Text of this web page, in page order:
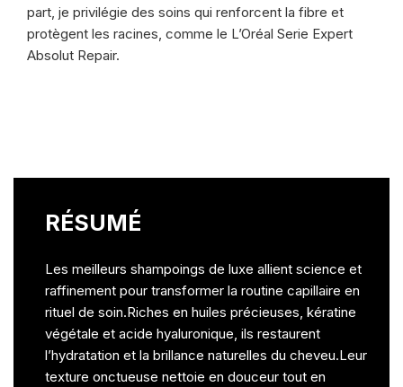
part, je privilégie des soins qui renforcent la fibre et
protègent les racines, comme le L’Oréal Serie Expert
Absolut Repair.
RÉSUMÉ
Les meilleurs shampoings de luxe allient science et
raffinement pour transformer la routine capillaire en
rituel de soin.Riches en huiles précieuses, kératine
végétale et acide hyaluronique, ils restaurent
l’hydratation et la brillance naturelles du cheveu.Leur
texture onctueuse nettoie en douceur tout en